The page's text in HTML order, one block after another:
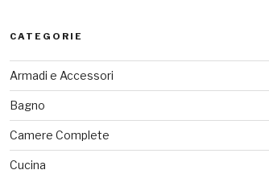
CATEGORIE
Armadi e Accessori
Bagno
Camere Complete
Cucina